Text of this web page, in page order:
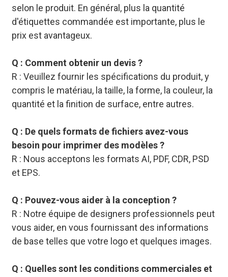
selon le produit. En général, plus la quantité
d'étiquettes commandée est importante, plus le
prix est avantageux.
Q : Comment obtenir un devis ?
R : Veuillez fournir les spécifications du produit, y
compris le matériau, la taille, la forme, la couleur, la
quantité et la finition de surface, entre autres.
Q : De quels formats de fichiers avez-vous
besoin pour imprimer des modèles ?
R : Nous acceptons les formats AI, PDF, CDR, PSD
et EPS.
Q : Pouvez-vous aider à la conception ?
R : Notre équipe de designers professionnels peut
vous aider, en vous fournissant des informations
de base telles que votre logo et quelques images.
Q : Quelles sont les conditions commerciales et